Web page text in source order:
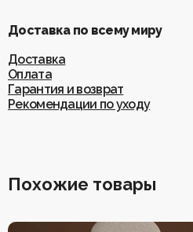
Доставка по всему миру
Доставка
Оплата
Гарантия и возврат
Рекомендации по уходу
Похожие товары